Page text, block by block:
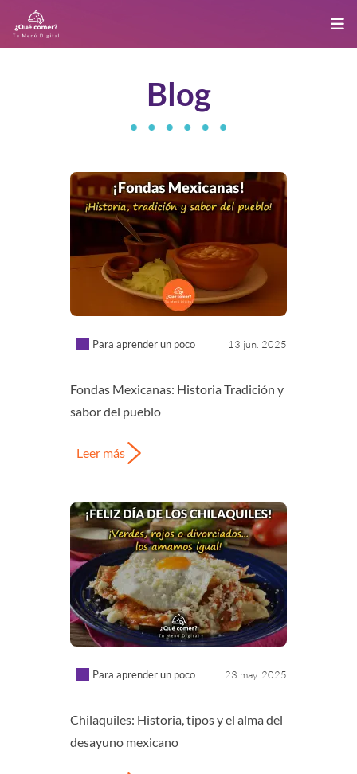
Blog
Para aprender un poco 13 jun. 2025
Fondas Mexicanas: Historia Tradición y
sabor del pueblo
Leer más
Para aprender un poco 23 may. 2025
Chilaquiles: Historia, tipos y el alma del
desayuno mexicano